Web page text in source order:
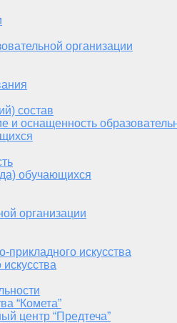
организации
состав
и оснащенность
обучающихся
организации
прикладного искусства
“Комета”
центр “Предтеча”